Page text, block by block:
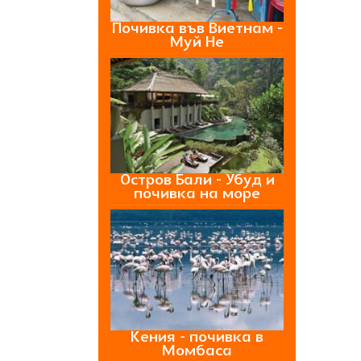
Почивка във Виетнам -
Муй Не
Остров Бали - Убуд и
почивка на море
Кения - почивка в
Момбаса